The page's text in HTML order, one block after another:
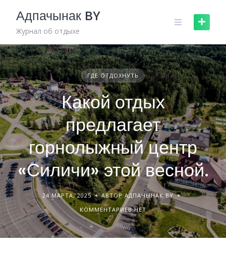
content
Адпачынак BY
Журнал об отдыхе
ГДЕ ОТДОХНУТЬ
Какой отдых
предлагает
горнолыжный центр
«Силичи» этой весной.
24 МАРТА, 2025
АВТОР АДПАЧЫНАК BY
КОММЕНТАРИЕВ НЕТ